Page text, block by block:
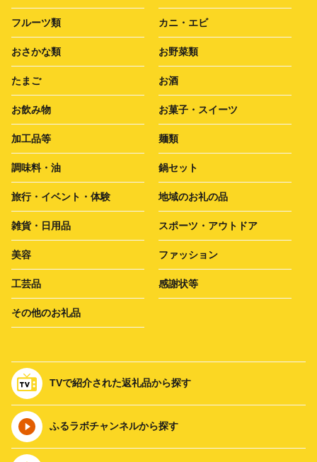
フルーツ類 カニ・エビ
おさかな類 お野菜類
たまご お酒
お飲み物 お菓子・スイーツ
加工品等 麺類
調味料・油 鍋セット
旅行・イベント・体験 地域のお礼の品
雑貨・日用品 スポーツ・アウトドア
美容 ファッション
工芸品 感謝状等
その他のお礼品
TVで紹介された返礼品から探す
ふるラボチャンネルから探す